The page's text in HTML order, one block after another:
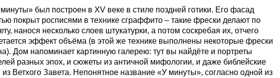
был построен в XV веке в стиле поздней готики. Его фасад
покрыт росписями в технике сграффито – такие фрески делают по
нанося несколько слоев штукатурки, а потом соскребая их, отчего
эффект объёма (в этой же технике выполнены некоторые фрески
Дом напоминает картинную галерею: тут вы найдёте и портреты
разных эпох, и сюжеты из античной мифологии, и даже библейские
Ветхого Завета. Непонятное название «У минуты», согласно одной из